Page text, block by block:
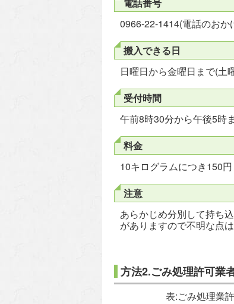
0966-22-1414(電話のお
搬入できる日
日曜日から金曜日まで(土
受付時間
午前8時30分から午後5時
料金
10キログラムにつき150円
注意
あらかじめ分別して持ち
がありますので不明な点
方法2.ごみ処理許可業
表:ごみ処理業